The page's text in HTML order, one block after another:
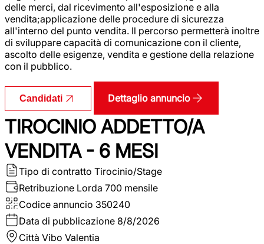
delle merci, dal ricevimento all'esposizione e alla
vendita;applicazione delle procedure di sicurezza
all'interno del punto vendita. Il percorso permetterà inoltre
di sviluppare capacità di comunicazione con il cliente,
ascolto delle esigenze, vendita e gestione della relazione
con il pubblico.
Candidati Dettaglio annuncio
TIROCINIO ADDETTO/A
VENDITA - 6 MESI
Tipo di contratto Tirocinio/Stage
Retribuzione Lorda 700 mensile
Codice annuncio 350240
Data di pubblicazione 8/8/2026
Città Vibo Valentia